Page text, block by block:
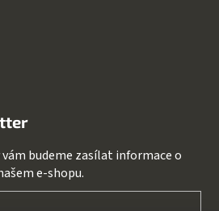
budeme zasílat informace o
e-shopu.